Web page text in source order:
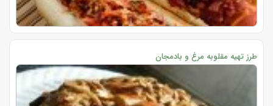
طرز تهیه مقلوبه مرغ و بادمجان